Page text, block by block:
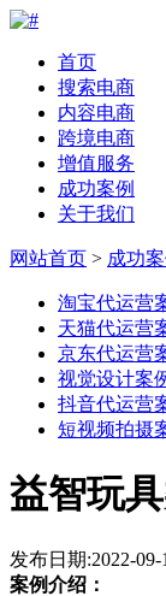
首页
搜索电商
内容电商
跨境电商
增值服务
成功案例
关于我们
网站首页 > 成功
淘宝代运营
天猫代运营
京东代运营
视觉设计案
抖音代运营
短视频拍摄
益智玩
发布日期:2022-
案例介绍：